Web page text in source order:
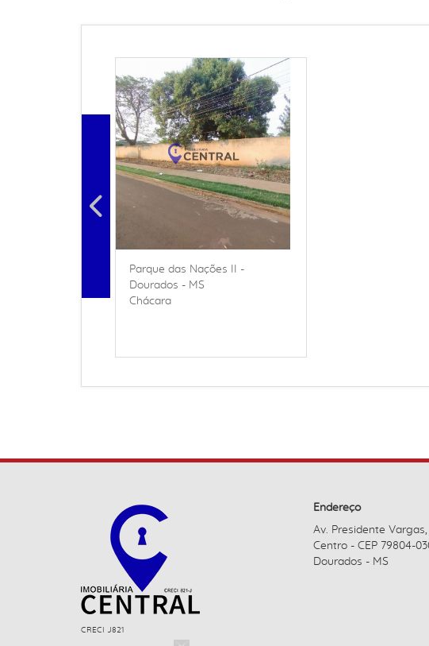
Parque das Nações II -
Dourados - MS
Chácara
CRECI J821
Endereço
Av. Presidente
Centro - CEP 79804-
Dourados - MS